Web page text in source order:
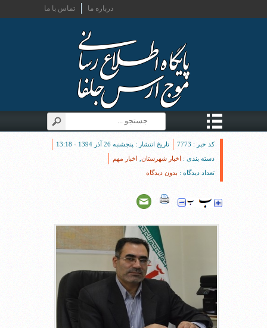
تماس با ما درباره ما
کد خبر : 7773
تاریخ انتشار : پنجشنبه 26 آذر 1394 - 13:18
دسته بندی : اخبار شهرستان اخبار مهم
تعداد دیدگاه : بدون دیدگاه